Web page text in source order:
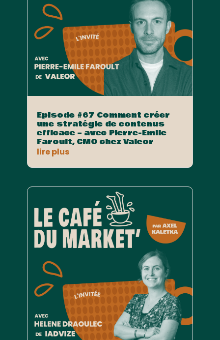
Episode #67 Comment créer
une stratégie de contenus
efficace – avec Pierre-Emile
Faroult, CMO chez Valeor
lire plus